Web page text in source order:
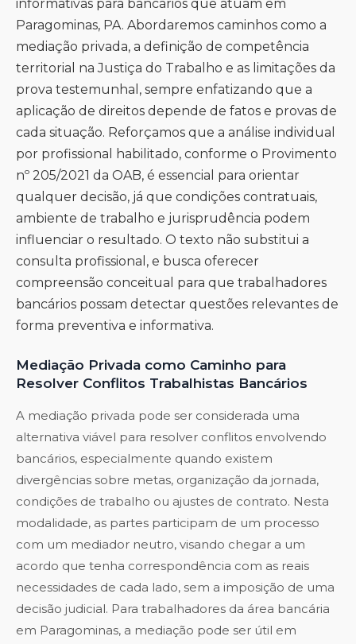
informativas para bancários que atuam em
Paragominas, PA. Abordaremos caminhos como a
mediação privada, a definição de competência
territorial na Justiça do Trabalho e as limitações da
prova testemunhal, sempre enfatizando que a
aplicação de direitos depende de fatos e provas de
cada situação. Reforçamos que a análise individual
por profissional habilitado, conforme o Provimento
nº 205/2021 da OAB, é essencial para orientar
qualquer decisão, já que condições contratuais,
ambiente de trabalho e jurisprudência podem
influenciar o resultado. O texto não substitui a
consulta profissional, e busca oferecer
compreensão conceitual para que trabalhadores
bancários possam detectar questões relevantes de
forma preventiva e informativa.
Mediação Privada como Caminho para
Resolver Conflitos Trabalhistas Bancários
A mediação privada pode ser considerada uma
alternativa viável para resolver conflitos envolvendo
bancários, especialmente quando existem
divergências sobre metas, organização da jornada,
condições de trabalho ou ajustes de contrato. Nesta
modalidade, as partes participam de um processo
com um mediador neutro, visando chegar a um
acordo que tenha correspondência com as reais
necessidades de cada lado, sem a imposição de uma
decisão judicial. Para trabalhadores da área bancária
em Paragominas, a mediação pode ser útil em